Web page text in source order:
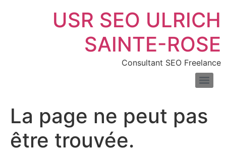
USR SEO ULRICH
SAINTE-ROSE
Consultant SEO Freelance
La page ne peut pas
être trouvée.